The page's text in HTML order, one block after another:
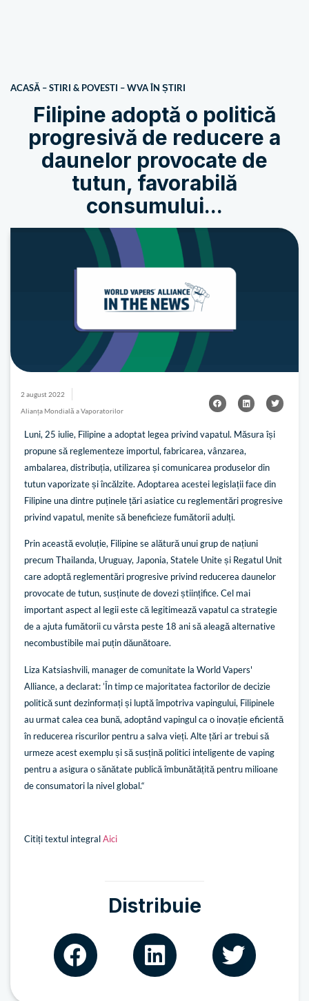
ACASĂ –STIRI & POVESTI –WVA ÎN ȘTIRI
Filipine adoptă o politică
progresivă de reducere a
daunelor provocate de
tutun, favorabilă
consumului...
2 august 2022
Alianța Mondială a Vaporatorilor
Luni, 25 iulie, Filipine a adoptat legea privind vapatul. Măsura își
propune să reglementeze importul, fabricarea, vânzarea,
ambalarea, distribuția, utilizarea și comunicarea produselor din
tutun vaporizate și încălzite. Adoptarea acestei legislații face din
Filipine una dintre puținele țări asiatice cu reglementări progresive
privind vapatul, menite să beneficieze fumătorii adulți.
Prin această evoluție, Filipine se alătură unui grup de națiuni
precum Thailanda, Uruguay, Japonia, Statele Unite și Regatul Unit
care adoptă reglementări progresive privind reducerea daunelor
provocate de tutun, susținute de dovezi științifice. Cel mai
important aspect al legii este că legitimează vapatul ca strategie
de a ajuta fumătorii cu vârsta peste 18 ani să aleagă alternative
necombustibile mai puțin dăunătoare.
Liza Katsiashvili, manager de comunitate la World Vapers'
Alliance, a declarat: ’În timp ce majoritatea factorilor de decizie
politică sunt dezinformați și luptă împotriva vapingului, Filipinele
au urmat calea cea bună, adoptând vapingul ca o inovație eficientă
în reducerea riscurilor pentru a salva vieți. Alte țări ar trebui să
urmeze acest exemplu și să susțină politici inteligente de vaping
pentru a asigura o sănătate publică îmbunătățită pentru milioane
de consumatori la nivel global.“
Citiți textul integralAici
Distribuie